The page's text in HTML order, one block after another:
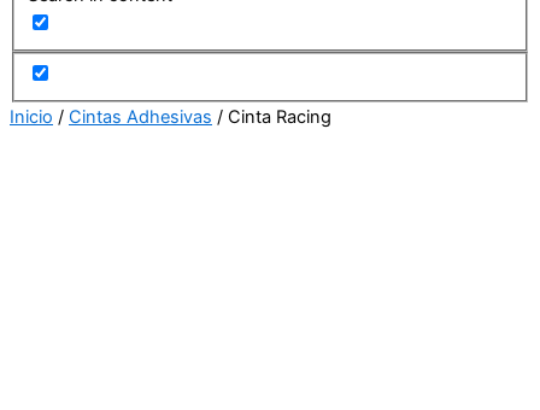
Inicio / Cintas Adhesivas / Cinta Racing